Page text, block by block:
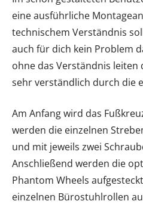
eine ausführliche
technischem Verständnis
auch für dich kein Problem
ohne das Verständnis leiten
sehr verständlich durch die
Am Anfang wird das
werden die einzelnen
und mit jeweils zwei
Anschließend werden die
Phantom Wheels
einzelnen Bürostuhlrollen